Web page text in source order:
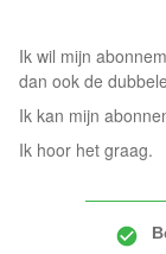
Ik wil mijn
dan ook de
Ik kan mijn
Ik hoor het graag.